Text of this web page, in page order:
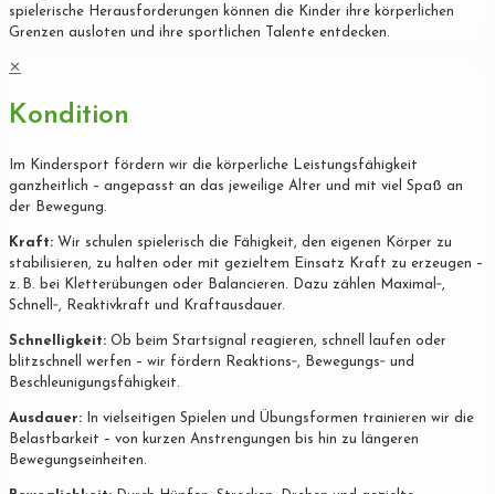
spielerische Herausforderungen können die Kinder ihre körperlichen
Grenzen ausloten und ihre sportlichen Talente entdecken.
✕
Kondition
Im Kindersport fördern wir die körperliche Leistungsfähigkeit
ganzheitlich – angepasst an das jeweilige Alter und mit viel Spaß an
der Bewegung.
Kraft: Wir schulen spielerisch die Fähigkeit, den eigenen Körper zu
stabilisieren, zu halten oder mit gezieltem Einsatz Kraft zu erzeugen –
z. B. bei Kletterübungen oder Balancieren. Dazu zählen Maximal‐,
Schnell‐, Reaktivkraft und Kraftausdauer.
Schnelligkeit: Ob beim Startsignal reagieren, schnell laufen oder
blitzschnell werfen – wir fördern Reaktions‐, Bewegungs‐ und
Beschleunigungsfähigkeit.
Ausdauer: In vielseitigen Spielen und Übungsformen trainieren wir die
Belastbarkeit – von kurzen Anstrengungen bis hin zu längeren
Bewegungseinheiten.